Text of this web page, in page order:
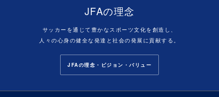
JFAの理念
サッカーを通じて豊かなスポーツ文化を創造し、
人々の心身の健全な発達と社会の発展に貢献する。
JFAの理念・ビジョン・バリュー